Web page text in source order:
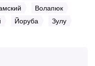
Волапюк
Йоруба Зулу